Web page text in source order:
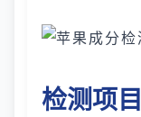
检测项目